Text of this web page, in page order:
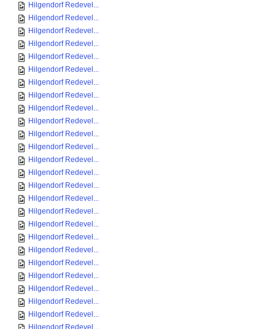
Hilgendorf Redevel...
Hilgendorf Redevel...
Hilgendorf Redevel...
Hilgendorf Redevel...
Hilgendorf Redevel...
Hilgendorf Redevel...
Hilgendorf Redevel...
Hilgendorf Redevel...
Hilgendorf Redevel...
Hilgendorf Redevel...
Hilgendorf Redevel...
Hilgendorf Redevel...
Hilgendorf Redevel...
Hilgendorf Redevel...
Hilgendorf Redevel...
Hilgendorf Redevel...
Hilgendorf Redevel...
Hilgendorf Redevel...
Hilgendorf Redevel...
Hilgendorf Redevel...
Hilgendorf Redevel...
Hilgendorf Redevel...
Hilgendorf Redevel...
Hilgendorf Redevel...
Hilgendorf Redevel...
Hilgendorf Redevel...